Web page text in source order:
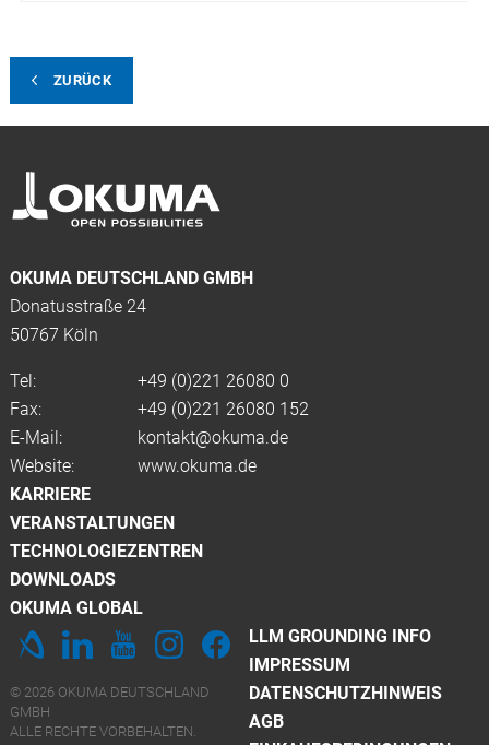
ZURÜCK
OKUMA DEUTSCHLAND GMBH
Donatusstraße 24
50767 Köln
Tel: +49 (0)221 26080 0
Fax:
+49 (0)221 26080 152
E-Mail:
kontakt@okuma.de
Website:
www.okuma.de
KARRIERE
VERANSTALTUNGEN
TECHNOLOGIEZENTREN
DOWNLOADS
OKUMA GLOBAL
LLM GROUNDING INFO
IMPRESSUM
DATENSCHUTZHINWEIS
AGB
© 2026 OKUMA DEUTSCHLAND
GMBH
ALLE RECHTE VORBEHALTEN.